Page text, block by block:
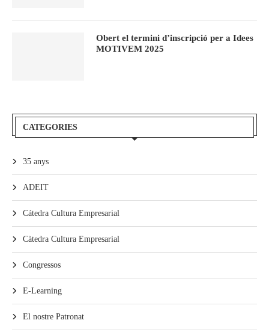
Obert el termini d’inscripció per a Idees
MOTIVEM 2025
CATEGORIES
35 anys
ADEIT
Cátedra Cultura Empresarial
Càtedra Cultura Empresarial
Congressos
E-Learning
El nostre Patronat